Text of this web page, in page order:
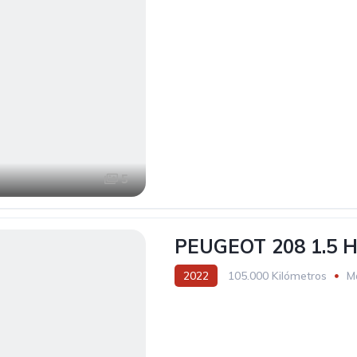
5
PEUGEOT 208 1.5
2022 105.000 Kilómetros